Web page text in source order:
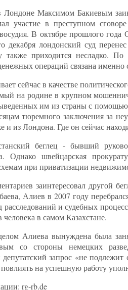
Максимом Бакиевым
участие в преступном
В октябре прошлого
декабря лондонский суд
также приходится несладко.
операций связана именно
сейчас в качестве
на родине в крупном
им из страны с
тюремного заключения за
и из Лондона. Где он сейчас
беглец - бывший
Однако швейцарская
при приватизации
заинтересовал другой
Алиев в 2007 году
расследований и судебных
в самом Казахстане.
Алиева вынуждена была
со стороны немецких
запрос «не
на успешную работу
rg-rb.de